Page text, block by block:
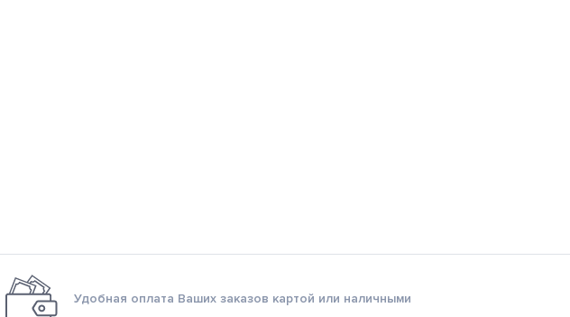
Удобная оплата Ваших заказов картой или наличными